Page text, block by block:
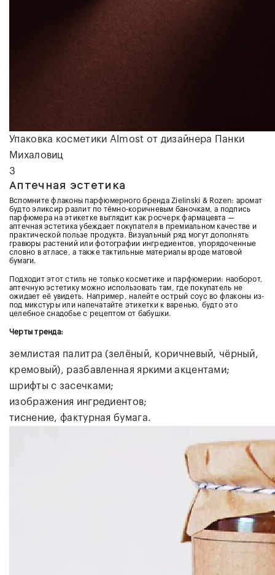
Упаковка косметики Almost от дизайнера Панки
Михаловиц
3
Аптечная эстетика
Вспомните флаконы парфюмерного бренда Zielinski & Rozen: аромат
будто эликсир разлит по тёмно-коричневым баночкам, а подпись
парфюмера на этикетке выглядит как росчерк фармацевта —
аптечная эстетика убеждает покупателя в премиальном качестве и
практической пользе продукта. Визуальный ряд могут дополнять
гравюры растений или фотографии ингредиентов, упорядоченные
словно в атласе, а также тактильные материалы вроде матовой
бумаги.
Подходит этот стиль не только косметике и парфюмерии: наоборот,
аптечную эстетику можно использовать там, где покупатель не
ожидает её увидеть. Например, налейте острый соус во флаконы из-
под микстуры или напечатайте этикетки к варенью, будто это
целебное снадобье с рецептом от бабушки.
Черты тренда:
землистая палитра (зелёный, коричневый, чёрный,
кремовый), разбавленная яркими акцентами;
шрифты с засечками;
изображения ингредиентов;
тиснение, фактурная бумага.